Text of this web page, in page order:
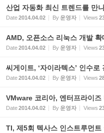
산업 자동화 최신 트렌드를 만
Date2014.04.02 By 운영자 Views
AMD, 오픈소스 리눅스 개발 확
Date2014.04.02 By 운영자 Views
씨게이트, ‘자이라텍스’ 인수로
Date2014.04.02 By 운영자 Views
VMware 코리아, 엔터프라이즈
Date2014.04.02 By 운영자 Views
TI, 제5회 텍사스 인스트루먼트